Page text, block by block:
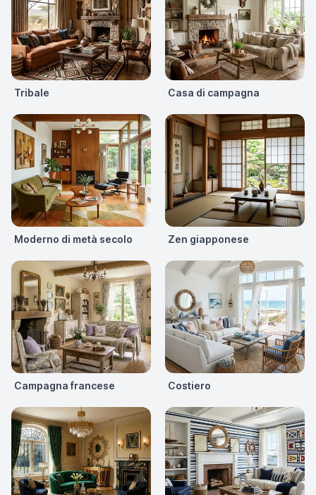
Tribale Casa di campagna
Moderno di metà secolo Zen giapponese
Campagna francese Costiero